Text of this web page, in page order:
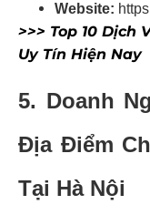
Website:
>>> Top 10 Dịch
Uy Tín Hiện Nay
5. Doanh
Địa Điểm
Tại Hà Nội